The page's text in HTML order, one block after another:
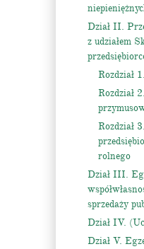
Dział II.
z udziałem
Rozdział
Rozdział
Rozdział
rolnego
Dział III.
sprzedaży
Dział IV.
Dział V.